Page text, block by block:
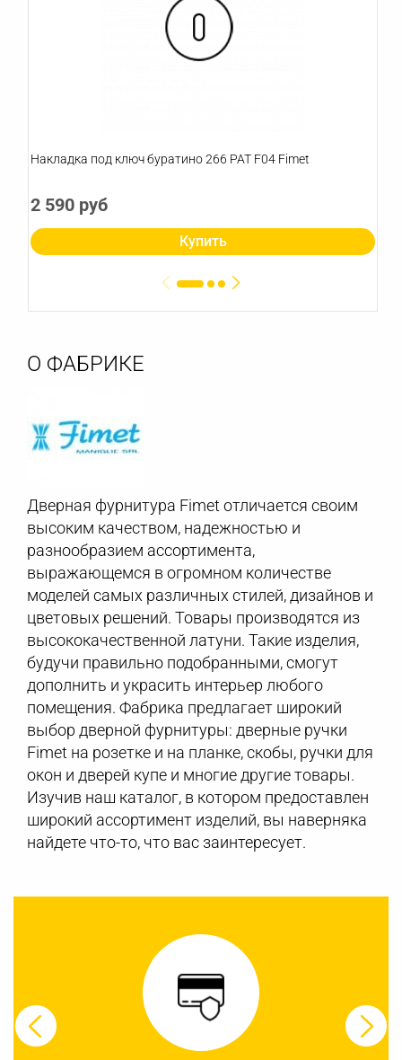
Накладка под ключ буратино 266 PAT F04 Fimet
2 590 руб
Купить
О ФАБРИКЕ
Дверная фурнитура Fimet отличается своим
высоким качеством, надежностью и
разнообразием ассортимента,
выражающемся в огромном количестве
моделей самых различных стилей, дизайнов и
цветовых решений. Товары производятся из
высококачественной латуни. Такие изделия,
будучи правильно подобранными, смогут
дополнить и украсить интерьер любого
помещения. Фабрика предлагает широкий
выбор дверной фурнитуры: дверные ручки
Fimet на розетке и на планке, скобы, ручки для
окон и дверей купе и многие другие товары.
Изучив наш каталог, в котором предоставлен
широкий ассортимент изделий, вы наверняка
найдете что-то, что вас заинтересует.